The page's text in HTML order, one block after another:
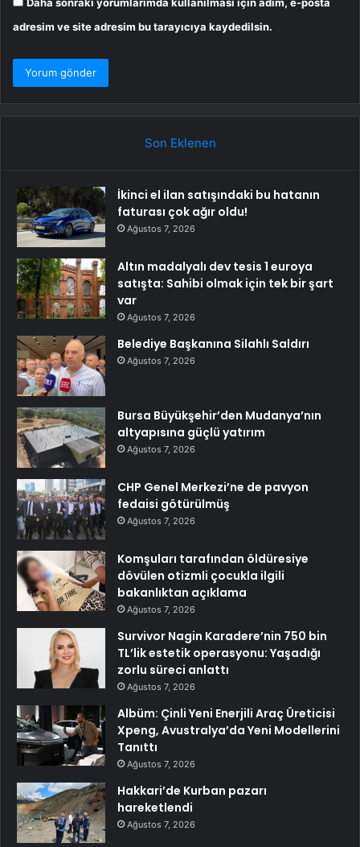
Daha sonraki yorumlarımda kullanılması için adım, e-posta
adresim ve site adresim bu tarayıcıya kaydedilsin.
Son Eklenen
İkinci el ilan satışındaki bu hatanın
faturası çok ağır oldu!
Ağustos 7, 2026
Altın madalyalı dev tesis 1 euroya
satışta: Sahibi olmak için tek bir şart
var
Ağustos 7, 2026
Belediye Başkanına Silahlı Saldırı
Ağustos 7, 2026
Bursa Büyükşehir’den Mudanya’nın
altyapısına güçlü yatırım
Ağustos 7, 2026
CHP Genel Merkezi’ne de pavyon
fedaisi götürülmüş
Ağustos 7, 2026
Komşuları tarafından öldüresiye
dövülen otizmli çocukla ilgili
bakanlıktan açıklama
Ağustos 7, 2026
Survivor Nagin Karadere’nin 750 bin
TL’lik estetik operasyonu: Yaşadığı
zorlu süreci anlattı
Ağustos 7, 2026
Albüm: Çinli Yeni Enerjili Araç Üreticisi
Xpeng, Avustralya’da Yeni Modellerini
Tanıttı
Ağustos 7, 2026
Hakkari’de Kurban pazarı
hareketlendi
Ağustos 7, 2026